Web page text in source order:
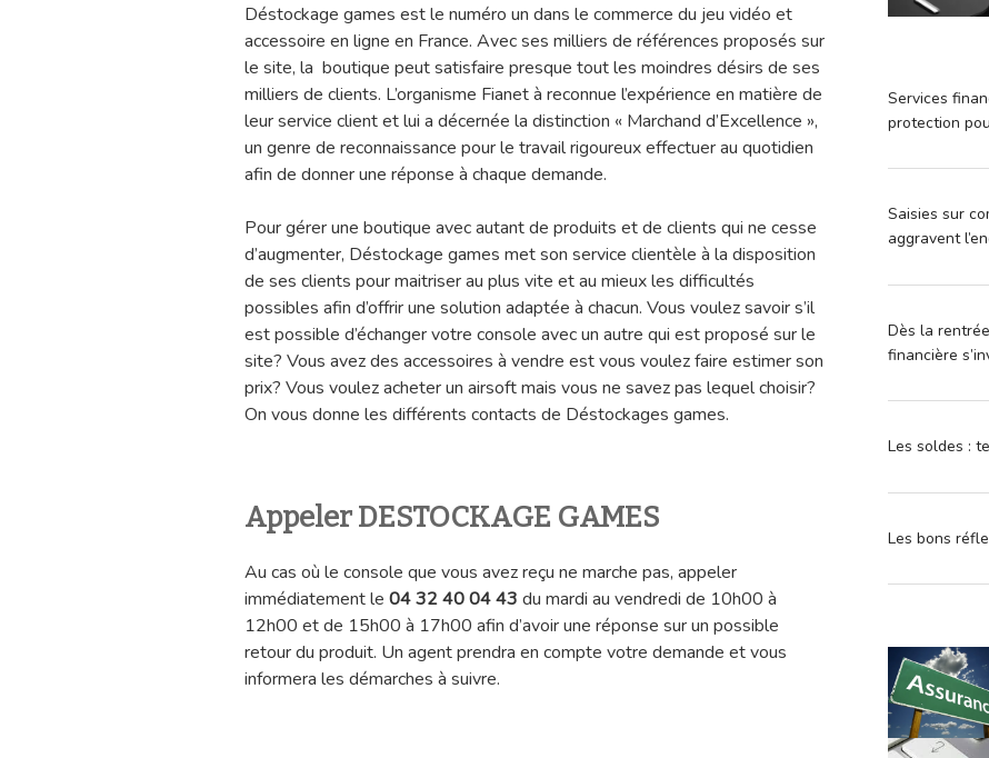
Déstockage games est le numéro un dans le commerce du jeu vidéo et
accessoire en ligne en France. Avec ses milliers de références proposés sur
le site, la boutique peut satisfaire presque tout les moindres désirs de ses
milliers de clients. L’organisme Fianet à reconnue l’expérience en matière de
leur service client et lui a décernée la distinction « Marchand d’Excellence »,
un genre de reconnaissance pour le travail rigoureux effectuer au quotidien
afin de donner une réponse à chaque demande.
Pour gérer une boutique avec autant de produits et de clients qui ne cesse
d’augmenter, Déstockage games met son service clientèle à la disposition
de ses clients pour maitriser au plus vite et au mieux les difficultés
possibles afin d’offrir une solution adaptée à chacun. Vous voulez savoir s’il
est possible d’échanger votre console avec un autre qui est proposé sur le
site? Vous avez des accessoires à vendre est vous voulez faire estimer son
prix? Vous voulez acheter un airsoft mais vous ne savez pas lequel choisir?
On vous donne les différents contacts de Déstockages games.
Appeler DESTOCKAGE GAMES
Au cas où le console que vous avez reçu ne marche pas, appeler
immédiatement le 04 32 40 04 43 du mardi au vendredi de 10h00 à
12h00 et de 15h00 à 17h00 afin d’avoir une réponse sur un possible
retour du produit. Un agent prendra en compte votre demande et vous
informera les démarches à suivre.
Services
protection
Saisies sur
aggravent
Dès la
financière
Les soldes :
Les bons